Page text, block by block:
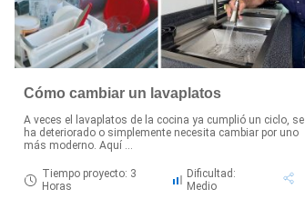
Cómo cambiar un lavaplatos
A veces el lavaplatos de la cocina ya cumplió un ciclo, se
ha deteriorado o simplemente necesita cambiar por uno
más moderno. Aquí ...
Tiempo proyecto: 3
Horas
Dificultad:
Medio